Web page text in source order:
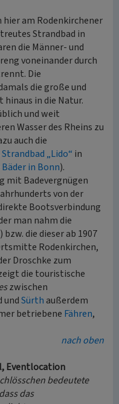
am Rodenkirchener
Strandbad in
die Männer- und
voneinander durch
Die
die große und
in die Natur.
und weit
Wasser des Rheins zu
auch die
Strandbad „Lido“ in
Bäder in Bonn).
mit Badevergnügen
von der
Bootsverbindung
man nahm die
die dieser ab 1907
Rodenkirchen,
Droschke zum
die touristische
zwischen
undSürth außerdem
betriebene Fähren,
nach oben
Eventlocation
bedeutete
das